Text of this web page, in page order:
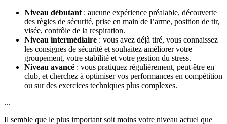
Niveau débutant : aucune expérience préalable, découverte
des règles de sécurité, prise en main de l’arme, position de tir,
visée, contrôle de la respiration.
Niveau intermédiaire : vous avez déjà tiré, vous connaissez
les consignes de sécurité et souhaitez améliorer votre
groupement, votre stabilité et votre gestion du stress.
Niveau avancé : vous pratiquez régulièrement, peut-être en
club, et cherchez à optimiser vos performances en compétition
ou sur des exercices techniques plus complexes.
...
Il semble que le plus important soit moins votre niveau actuel que